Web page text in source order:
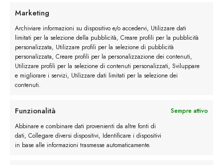
Marketing
Archiviare informazioni su dispositivo e/o accedervi, Utilizzare dati
limitati per la selezione della pubblicità, Creare profili per la pubblicità
personalizzata, Utilizzare profili per la selezione di pubblicità
personalizzata, Creare profili per la personalizzazione dei contenuti,
Utilizzare profili per la selezione di contenuti personalizzati, Sviluppare
e migliorare i servizi, Utilizzare dati limitati per la selezione dei
contenuti.
Funzionalità
Sempre attivo
Abbinare e combinare dati provenienti da altre fonti di
dati, Collegare diversi dispositivi, Identificare i dispositivi
in base alle informazioni trasmesse automaticamente.
Devi essere
Servizio Clienti